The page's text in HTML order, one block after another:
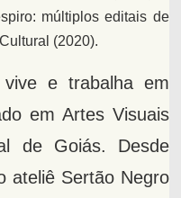
múltiplos editais de
(2020).
e trabalha em
em Artes Visuais
de Goiás. Desde
ateliê Sertão Negro